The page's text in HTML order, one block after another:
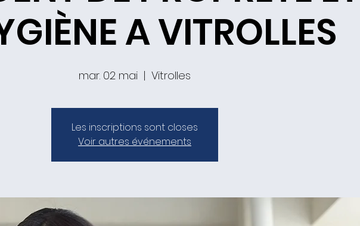
A VITROLLES
mar. 02 mai
  |
Vitrolles
Les inscriptions sont closes
Voir autres événements